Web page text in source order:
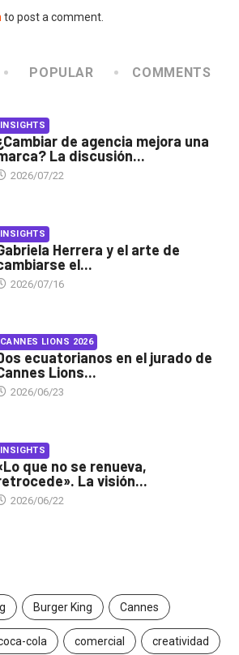
to post a comment.
POPULAR COMMENTS
INSIGHTS
de agencia mejora una
La discusión...
2026/07/22
INSIGHTS
Herrera y el arte de
el...
2026/07/16
CANNES LIONS 2026
ecuatorianos en el jurado de
Lions...
2026/06/23
INSIGHTS
que no se renueva,
La visión...
2026/06/22
Burger King Cannes
cola comercial creatividad